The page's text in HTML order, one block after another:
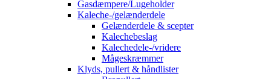
Gasdæmpere/Lugeholder
Kaleche-/gelænderdele
Gelænderdele & scepter
Kalechebeslag
Kalechedele-/vridere
Mågeskræmmer
Klyds, pullert & håndlister